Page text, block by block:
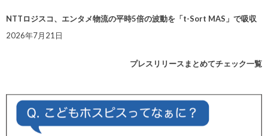
NTTロジスコ、エンタメ物流の平時5倍の波動を「t-Sort MAS」で吸収
2026年7月21日
プレスリリースまとめてチェック一覧